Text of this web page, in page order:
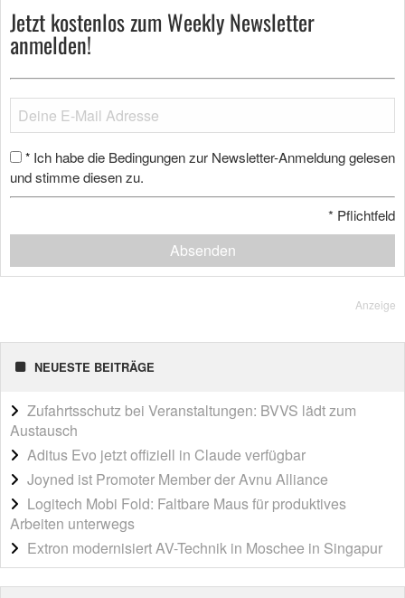
Jetzt kostenlos zum Weekly Newsletter
anmelden!
* Ich habe die Bedingungen zur Newsletter-Anmeldung gelesen
und stimme diesen zu.
* Pflichtfeld
Absenden
Anzeige
NEUESTE BEITRÄGE
Zufahrtsschutz bei Veranstaltungen: BVVS lädt zum
Austausch
Aditus Evo jetzt offiziell in Claude verfügbar
Joyned ist Promoter Member der Avnu Alliance
Logitech Mobi Fold: Faltbare Maus für produktives
Arbeiten unterwegs
Extron modernisiert AV-Technik in Moschee in Singapur